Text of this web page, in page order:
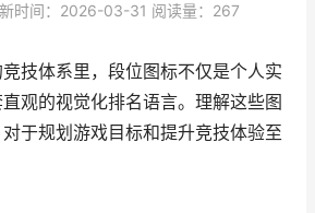
时间：2026-03-31 阅读量：267
技体系里，段位图标不仅是个人实
观的视觉化排名语言。理解这些图
于规划游戏目标和提升竞技体验至